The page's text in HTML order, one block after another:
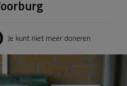
Je kunt niet meer doneren